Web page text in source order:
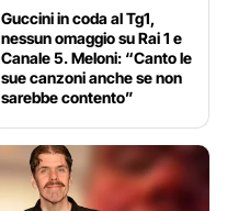
Guccini in coda al Tg1,
nessun omaggio su Rai 1 e
Canale 5. Meloni: “Canto le
sue canzoni anche se non
sarebbe contento”